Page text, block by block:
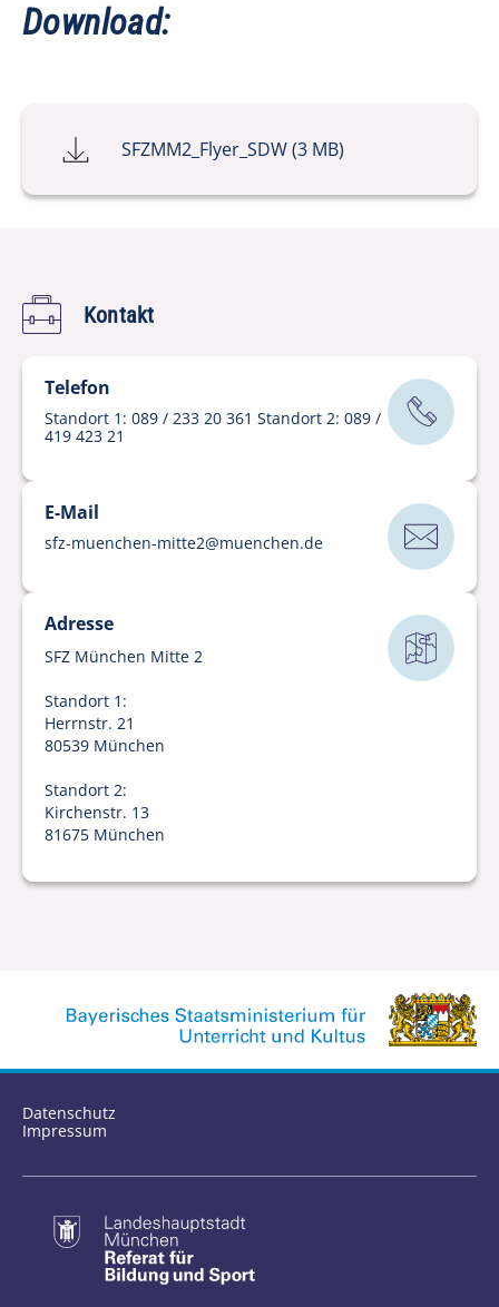
Download:
SFZMM2_Flyer_SDW (3 MB)
Kontakt
Telefon
Standort 1: 089 / 233 20 361 Standort 2: 089 /
419 423 21
E-Mail
sfz-muenchen-mitte2@muenchen.de
Adresse
SFZ München Mitte 2
Standort 1:
Herrnstr. 21
80539 München
Standort 2:
Kirchenstr. 13
81675 München
Datenschutz
Impressum